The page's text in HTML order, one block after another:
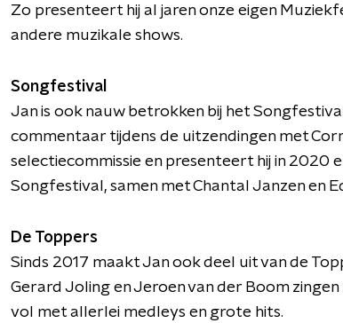
Zo presenteert hij al jaren onze eigen
andere muzikale shows.
Songfestival
Jan is ook nauw betrokken bij het
commentaar tijdens de uitzendingen met
selectiecommissie en presenteert hij in 2020
Songfestival, samen met Chantal Janzen en
De Toppers
Sinds 2017 maakt Jan ook deel uit van de
Gerard Joling en Jeroen van der Boom
vol met allerlei medleys en grote hits.